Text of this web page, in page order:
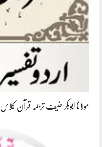
مولانا ابوبکر حنیف ترجمہ قرآن کلاس 2023-05-01